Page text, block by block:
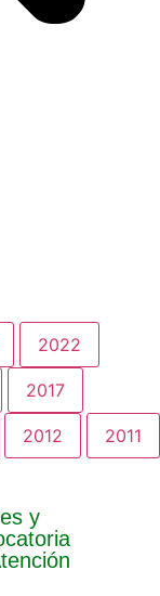
2022
2017
2012 2011
y